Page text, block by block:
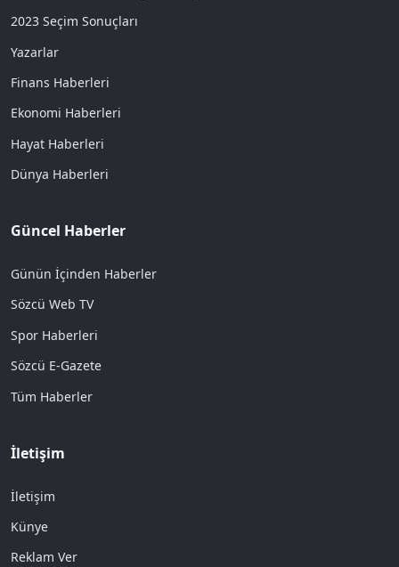
2023 Seçim Sonuçları
Yazarlar
Finans Haberleri
Ekonomi Haberleri
Hayat Haberleri
Dünya Haberleri
Güncel Haberler
Günün İçinden Haberler
Sözcü Web TV
Spor Haberleri
Sözcü E-Gazete
Tüm Haberler
İletişim
İletişim
Künye
Reklam Ver